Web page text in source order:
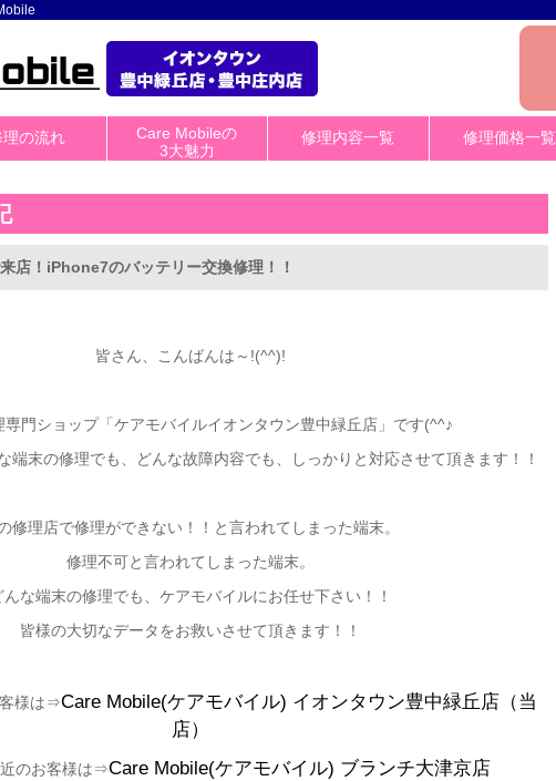
理の流れ
Care Mobileの
3大魅力
修理内容一覧 修理価格一覧
店！iPhone7のバッテリー交換修理！！
皆さん、こんばんは～!(^^)!
専門ショップ「ケアモバイルイオンタウン豊中緑丘店」です(^^♪
端末の修理でも、どんな故障内容でも、しっかりと対応させて頂きます！！
修理店で修理ができない！！と言われてしまった端末。
修理不可と言われてしまった端末。
んな端末の修理でも、ケアモバイルにお任せ下さい！！
皆様の大切なデータをお救いさせて頂きます！！
客様は⇒Care Mobile(ケアモバイル) イオンタウン豊中緑丘店（当
店）
のお客様は⇒Care Mobile(ケアモバイル) ブランチ大津京店